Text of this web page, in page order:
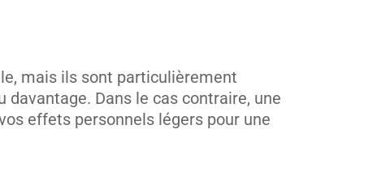
mais ils sont particulièrement
davantage. Dans le cas contraire, une
effets personnels légers pour une